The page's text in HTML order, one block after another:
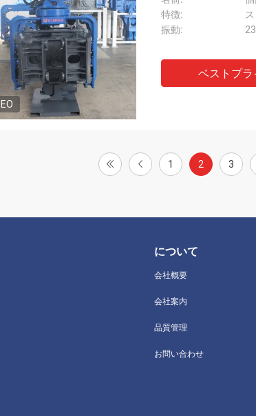
特徴:
振動:
ベストプラ
1 2 3
について
会社概要
会社案内
品質管理
お問い合わせ